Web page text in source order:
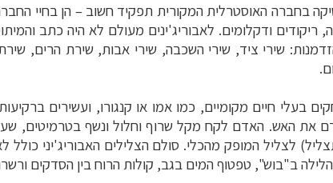
בחברה האוסטרלית המקורית תפקיד חשוב– הן בחיי
ריקודיםודקלומים. לאבוריג'ינים מעולם לא היה כתב
שירי ציד, שירי השכבה, שירי אבות, שירת הרים,
בעלי חיים מקומיים, כמו אמו או קנגורו, ועשירים
את האש. האדם לקח מקל שרוף וחלול ונשף בטרמיטים,
) לצליל המופק מהכלי. סולם הצלילים האבוריג'יני כולל
ב"בוש", טפטוף המים בגב, קולות הרוח בין הסדקים
לחצו לפרטים »
לחצו לרשימת היעדים »
לחצו לפרטים »